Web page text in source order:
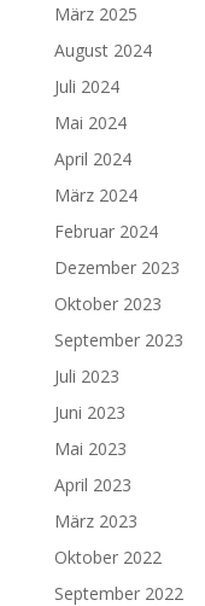
März 2025
August 2024
Juli 2024
Mai 2024
April 2024
März 2024
Februar 2024
Dezember 2023
Oktober 2023
September 2023
Juli 2023
Juni 2023
Mai 2023
April 2023
März 2023
Oktober 2022
September 2022